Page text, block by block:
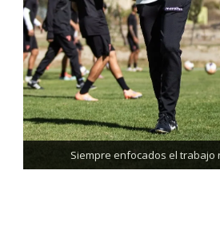
Siempre enfocados el trabajo
Trabajando enfocados, listos para
mañana